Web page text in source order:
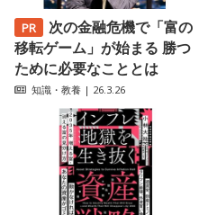
次の金融危機で「富の
移転ゲーム」が始まる 勝つ
ために必要なこととは
知識・教養 | 26.3.26